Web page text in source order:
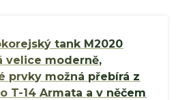
tank M2020
velice moderně,
prvky možná přebírá z
T-14 Armata a v něčem